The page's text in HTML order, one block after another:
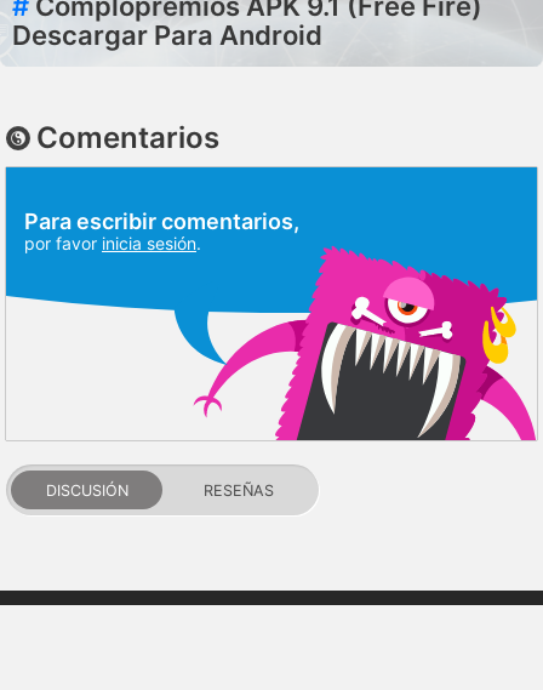
Descargar Para Android
Comentarios
Para escribir comentarios,
por favor inicia sesión.
DISCUSIÓN RESEÑAS